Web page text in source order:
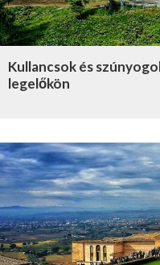
Kullancsok és
legelőkön